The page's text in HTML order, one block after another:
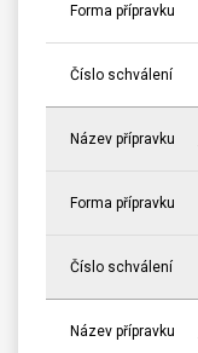
Forma přípravku
Číslo schválení
Název přípravku
Forma přípravku
Číslo schválení
Název přípravku